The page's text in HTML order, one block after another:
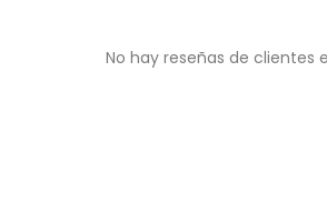
No hay reseñas de clientes